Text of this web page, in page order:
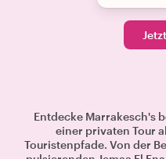
Entdecke Marrakesch's
einer privaten Tour
Touristenpfade. Von der